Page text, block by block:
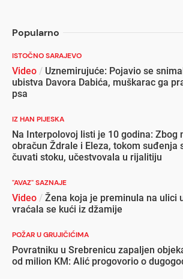
Popularno
ISTOČNO SARAJEVO
Video / Uznemirujuće: Pojavio se
ubistva Davora Dabića, muškarac ga
psa
IZ HAN PIJESKA
Na Interpolovoj listi je 10 godina: Zbog
obračun Ždrale i Eleza, tokom suđenja
čuvati stoku, učestvovala u rijalitiju
"AVAZ" SAZNAJE
Video / Žena koja je preminula na ulici
vraćala se kući iz džamije
POŽAR U GRUJIČIĆIMA
Povratniku u Srebrenicu zapaljen
od milion KM: Alić progovorio o